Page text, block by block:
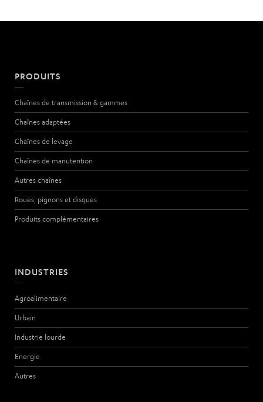
PRODUITS
Chaînes de transmission & gammes
Chaînes adaptées
Chaînes de levage
Chaînes de manutention
Autres chaînes
Roues, pignons et disques
Produits complémentaires
INDUSTRIES
Agroalimentaire
Urbain
Industrie lourde
Energie
Autres